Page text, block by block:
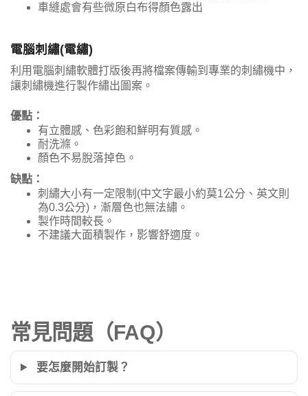
車縫處會有些微原白布得顏色露出
電腦刺繡(電繡)
利用電腦刺繡軟體打版後再將檔案傳輸到專業的刺繡機中，
讓刺繡機進行製作繡出圖案。
優點：
有立體感、色彩飽和鮮明有質感。
耐洗滌。
顏色不易脫落掉色。
缺點：
刺繡大小有一定限制(中文字最小約莫1公分、英文則
為0.3公分)，漸層色也無法繡。
製作時間較長。
不建議大面積製作，影響舒適度。
常見問題（FAQ）
要怎麼開始訂製？